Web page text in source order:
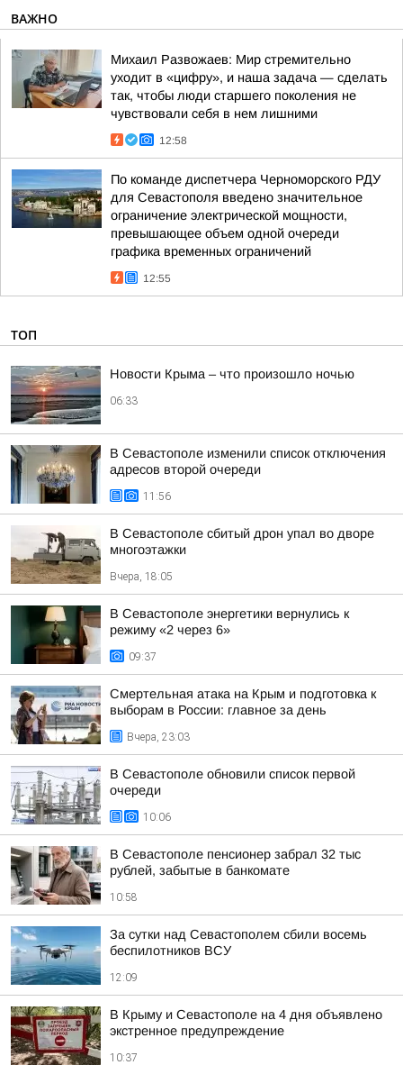
ВАЖНО
Михаил Развожаев: Мир стремительно
уходит в «цифру», и наша задача — сделать
так, чтобы люди старшего поколения не
чувствовали себя в нем лишними
12:58
По команде диспетчера Черноморского РДУ
для Севастополя введено значительное
ограничение электрической мощности,
превышающее объем одной очереди
графика временных ограничений
12:55
ТОП
Новости Крыма – что произошло ночью
06:33
В Севастополе изменили список отключения
адресов второй очереди
11:56
В Севастополе сбитый дрон упал во дворе
многоэтажки
Вчера, 18:05
В Севастополе энергетики вернулись к
режиму «2 через 6»
09:37
Смертельная атака на Крым и подготовка к
выборам в России: главное за день
Вчера, 23:03
В Севастополе обновили список первой
очереди
10:06
В Севастополе пенсионер забрал 32 тыс
рублей, забытые в банкомате
10:58
За сутки над Севастополем сбили восемь
беспилотников ВСУ
12:09
В Крыму и Севастополе на 4 дня объявлено
экстренное предупреждение
10:37